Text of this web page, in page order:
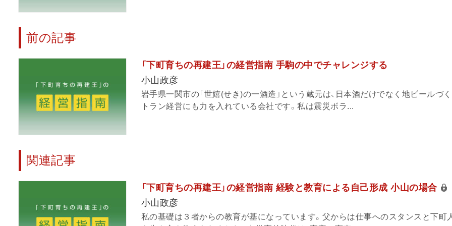
前の記事
「下町育ちの再建王」の経営指南 手駒の中でチャレンジする
小山政彦
岩手県一関市の「世嬉(せき)の一酒造」という蔵元は、日本酒だけでなく地ビールづ
トラン経営にも力を入れている会社です。私は震災ボラ...
関連記事
「下町育ちの再建王」の経営指南 経験と教育による自己形成 小山の場合
小山政彦
私の基礎は３者からの教育が基になっています。父からは仕事へのスタンスと下町